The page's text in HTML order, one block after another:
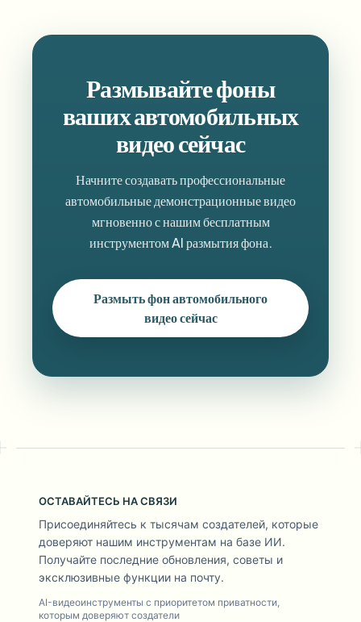
Размывайте фоны
ваших автомобильных
видео сейчас
Начните создавать профессиональные
автомобильные демонстрационные видео
мгновенно с нашим бесплатным
инструментом AI размытия фона.
Размыть фон автомобильного
видео сейчас
ОСТАВАЙТЕСЬ НА СВЯЗИ
Присоединяйтесь к тысячам создателей, которые
доверяют нашим инструментам на базе ИИ.
Получайте последние обновления, советы и
эксклюзивные функции на почту.
AI-видеоинструменты с приоритетом приватности,
которым доверяют создатели